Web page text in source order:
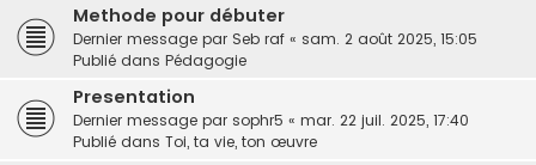
Methode pour débuter
Dernier message par Seb raf « sam. 2 août 2025, 15:05
Publié dans Pédagogie
Presentation
Dernier message par sophr5 « mar. 22 juil. 2025, 17:40
Publié dans Toi, ta vie, ton œuvre